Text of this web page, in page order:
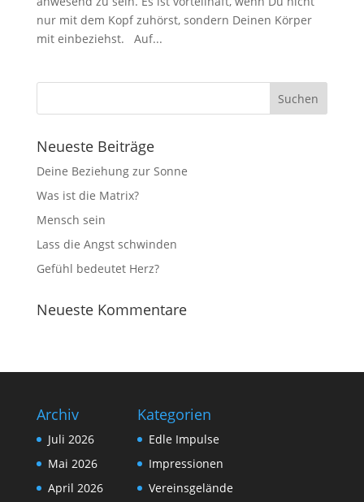
nur mit dem Kopf zuhörst, sondern Deinen Körper
mit einbeziehst. Auf...
Neueste Beiträge
Deine Beziehung zur Sonne
Was ist die Matrix?
Mensch sein
Lass die Angst schwinden
Gefühl bedeutet Herz?
Neueste Kommentare
Archiv
Juli 2026
Mai 2026
April 2026
Kategorien
Edle Impulse
Impressionen
Vereinsgelände